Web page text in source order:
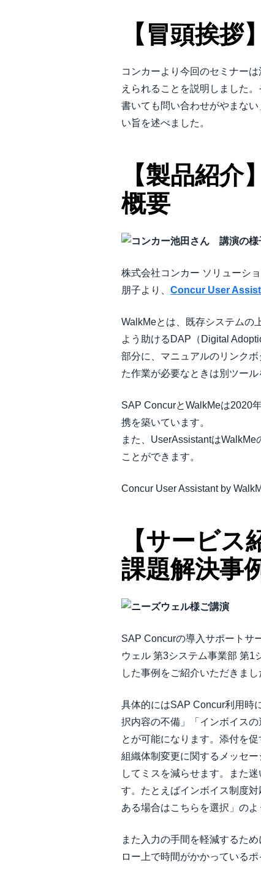
【冒頭挨
コンカーより今回のセミナー
えられることを説明しました
書いても問い合わせがやまな
い旨を述べました。
【製品紹
概要
株式会社コンカー ソリューシ
朋子より、Concur User
WalkMeとは、既存システムの
よう助けるDAP（Digital
部分に、マニュアルのリンク
た作業が必要なときは別ツー
SAP ConcurとWalkMeは2020
携を築いています。
また、UserAssistantは
ことができます。
Concur User Assistant by
【サービ
課題解決事
SAP Concurの導入サポートサ
ウェル 第3システム事業部 第1
した事例をご紹介いただきまし
具体的にはSAP Concur利用時
択内容の不備」「インボイス
とが可能になります。添付を
組織体制変更に関するメッセ
してミスを減らせます。また
す。たとえばインボイス制度
ある場合はこちらを選択」の
また入力の手間を軽減するた
ロー上で時間がかかっている